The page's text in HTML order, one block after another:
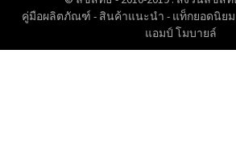
คู่มือผลิตภัณฑ์ - สินค้าแนะนำ - แท็กยอดนิยม
แอมป์ โมบายล์